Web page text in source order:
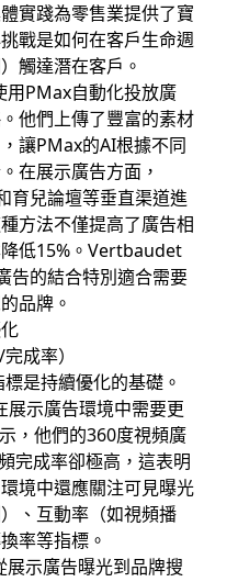
實踐為零售業提供了寶
戰是如何在客戶生命週
觸達潛在客戶。
PMax自動化投放廣
他們上傳了豐富的素材
讓PMax的AI根據不同
在展示廣告方面，
育兒論壇等垂直渠道進
方法不僅提高了廣告相
低15%。Vertbaudet
告的結合特別適合需要
品牌。
成率）
是持續優化的基礎。
展示廣告環境中需要更
，他們的360度視頻廣
完成率卻極高，這表明
境中還應關注可見曝光
、互動率（如視頻播
率等指標。
示廣告曝光到品牌搜